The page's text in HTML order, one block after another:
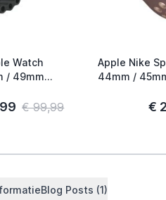
Watch
/ 49mm
€ 99,99
Apple Nike
44mm /
Smokey
€
Blog Posts (1)